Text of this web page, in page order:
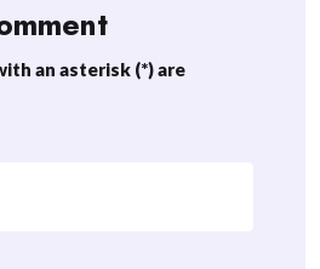
an asterisk (*) are